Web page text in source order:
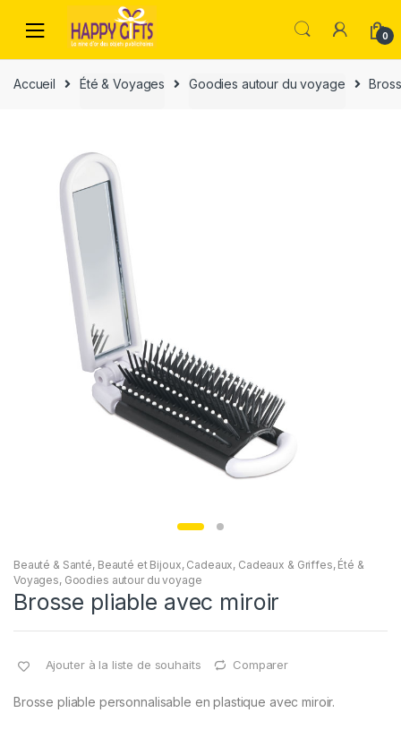
0
Accueil Été & Voyages Goodies autour du voyage
Beauté & Santé, Beauté et Bijoux, Cadeaux, Cadeaux & Griffes, Été &
Voyages, Goodies autour du voyage
Brosse pliable avec miroir
Ajouter à la liste de souhaits Comparer
Brosse pliable personnalisable en plastique avec miroir.